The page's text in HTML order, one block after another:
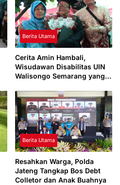
Berita Utama
Cerita Amin Hambali,
Wisudawan Disabilitas UIN
Walisongo Semarang yang
Berita Utama
Resahkan Warga, Polda
Jateng Tangkap Bos Debt
Colletor dan Anak Buahnya